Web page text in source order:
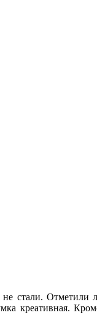
стали.
креативная.